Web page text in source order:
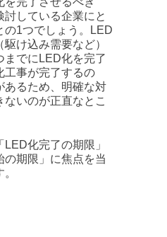
している企業にと
の1つでしょう。LED
け込み需要など）
までにLED化を完了
工事が完了するの
あるため、明確な対
いのが正直なとこ
化完了の期限」
の期限」に焦点を当